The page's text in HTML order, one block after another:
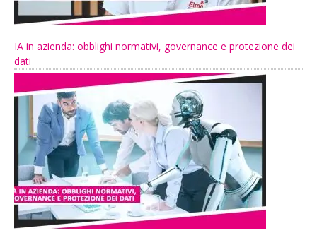
IA in azienda: obblighi normativi, governance e protezione dei
dati